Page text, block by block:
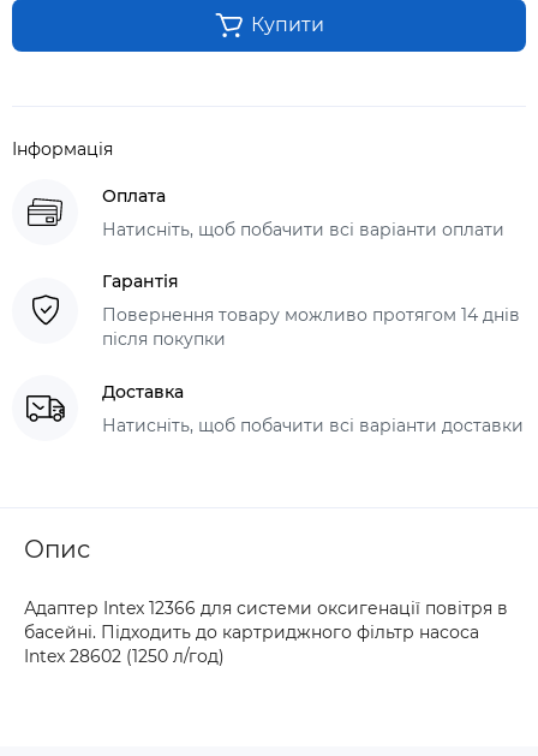
Купити
Інформація
Оплата
Натисніть, щоб побачити всі варіанти оплати
Гарантія
Повернення товару можливо протягом 14 днів
після покупки
Доставка
Натисніть, щоб побачити всі варіанти доставки
Опис
Адаптер Intex 12366 для системи оксигенації повітря в
басейні. Підходить до картриджного фільтр насоса
Intex 28602 (1250 л/год)